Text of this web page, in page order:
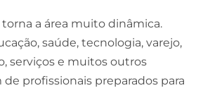
torna a área muito dinâmica.
saúde, tecnologia, varejo,
serviços e muitos outros
profissionais preparados para